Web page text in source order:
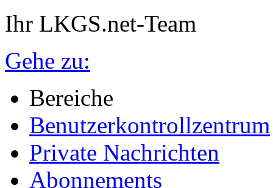
Ihr LKGS.net-Team
Gehe zu:
Bereiche
Benutzerkontrollzentrum
Private Nachrichten
Abonnements